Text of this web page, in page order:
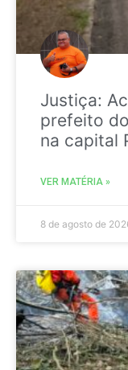
Justiça:
prefeito
na capital
VER MATÉRIA »
8 de agosto de